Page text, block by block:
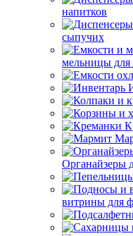
напитков
сыпучих
мельницы для
Органайзеры
витрины для